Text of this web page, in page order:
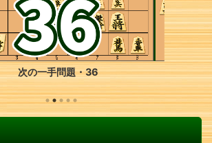
次の一手問題・36